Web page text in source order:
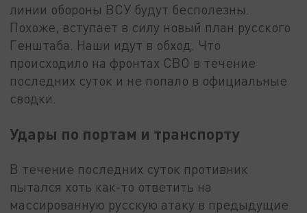
линии обороны ВСУ будут бесполезны.
Похоже, вступает в силу новый план русского
Генштаба. Наши идут в обход. Что
происходило на фронтах СВО в течение
последних суток и не попало в официальные
сводки.
Удары по портам и транспорту
В течение последних суток противник
пытался хоть как-то ответить на
массированную русскую атаку в предыдущие